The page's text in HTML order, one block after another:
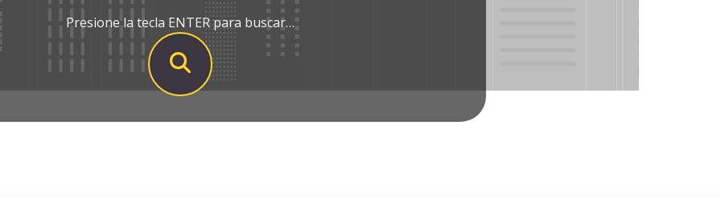
Presione la tecla ENTER para buscar…